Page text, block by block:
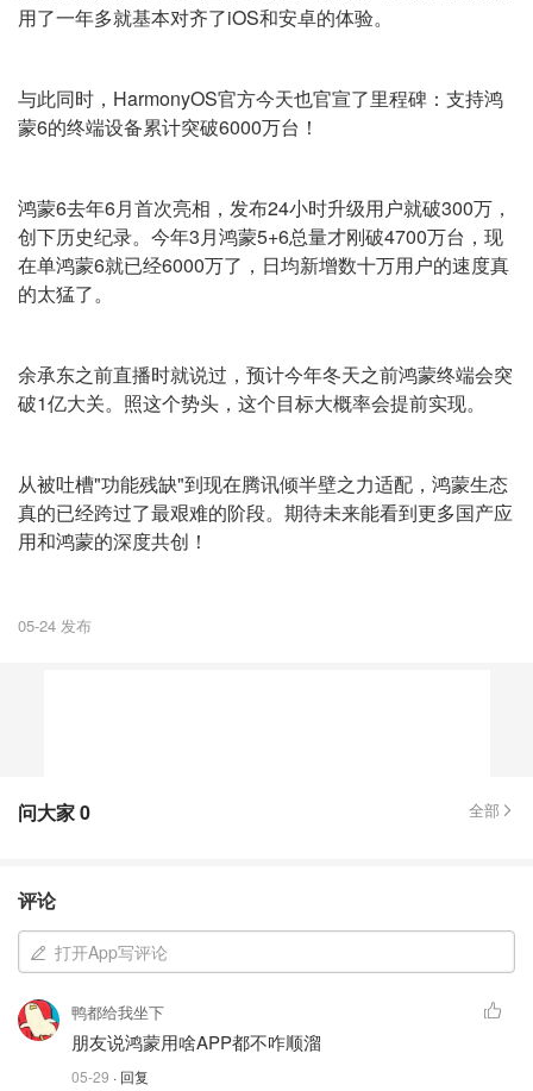
用了一年多就基本对齐了iOS和安卓的体验。
与此同时，HarmonyOS官方今天也官宣了里程碑：支持鸿
蒙6的终端设备累计突破6000万台！
鸿蒙6去年6月首次亮相，发布24小时升级用户就破300万，
创下历史纪录。今年3月鸿蒙5+6总量才刚破4700万台，现
在单鸿蒙6就已经6000万了，日均新增数十万用户的速度真
的太猛了。
余承东之前直播时就说过，预计今年冬天之前鸿蒙终端会突
破1亿大关。照这个势头，这个目标大概率会提前实现。
从被吐槽"功能残缺"到现在腾讯倾半壁之力适配，鸿蒙生态
真的已经跨过了最艰难的阶段。期待未来能看到更多国产应
用和鸿蒙的深度共创！
05-24 发布
问大家0 全部
评论
打开App写评论
鸭都给我坐下
朋友说鸿蒙用啥APP都不咋顺溜
05-29 · 回复